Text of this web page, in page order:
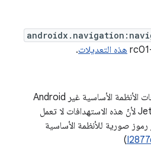
هذه التعديلات.
تمت إزالة جميع استهدافات الأنظمة الأساسية غير Android
من Jetpack Navigation لأنّ هذه الاستهدافات لا تعمل
رموز صورية للأنظمة الأساسية
)